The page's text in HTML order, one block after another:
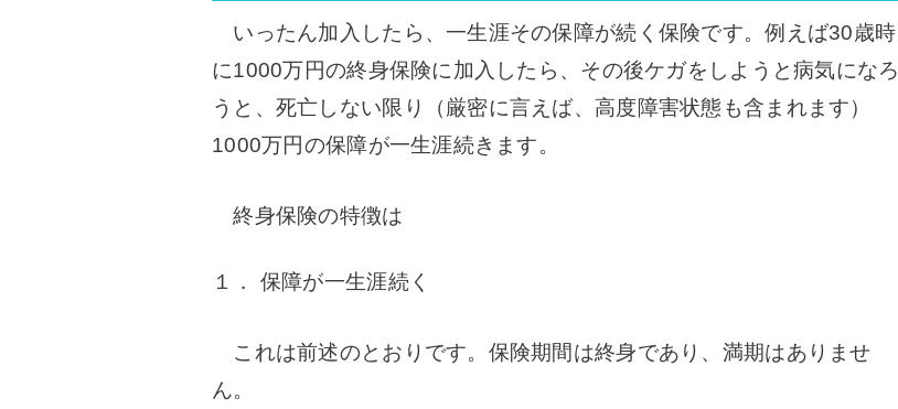
いったん加入したら、一生涯その保障が続く保険です。例えば30歳時
に1000万円の終身保険に加入したら、その後ケガをしようと病気になろ
うと、死亡しない限り（厳密に言えば、高度障害状態も含まれます）
1000万円の保障が一生涯続きます。
終身保険の特徴は
１． 保障が一生涯続く
これは前述のとおりです。保険期間は終身であり、満期はありませ
ん。